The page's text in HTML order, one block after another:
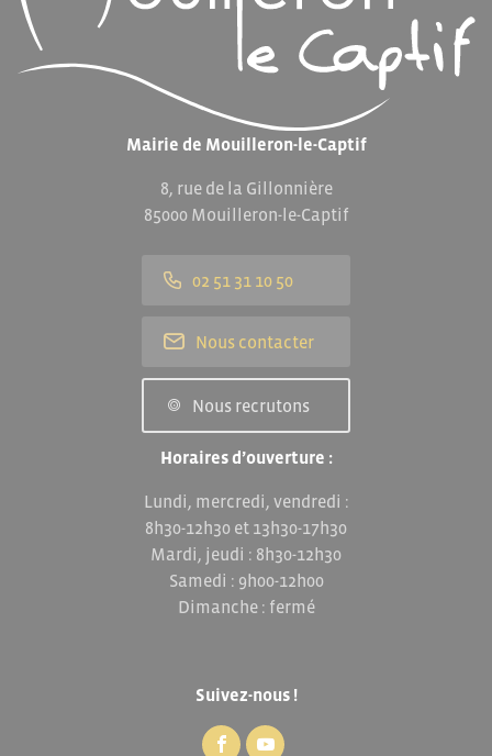
Mairie de Mouilleron-le-Captif
8, rue de la Gillonnière
85000 Mouilleron-le-Captif
02 51 31 10 50
Nous contacter
Nous recrutons
Horaires d’ouverture :
Lundi, mercredi, vendredi :
8h30-12h30 et 13h30-17h30
Mardi, jeudi : 8h30-12h30
Samedi : 9h00-12h00
Dimanche : fermé
Suivez-nous !